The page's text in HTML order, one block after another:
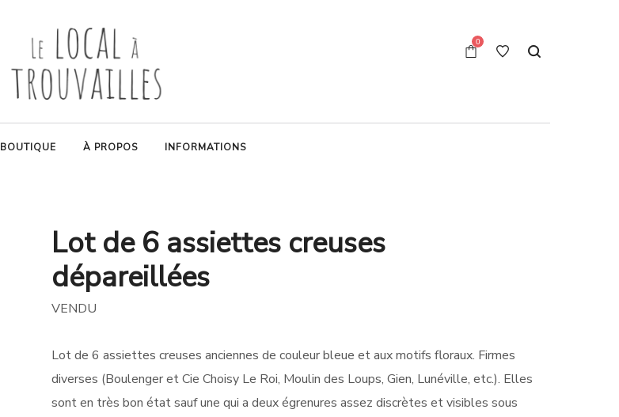
0
BOUTIQUE À PROPOS INFORMATIONS
Lot de 6 assiettes creuses
dépareillées
VENDU
Lot de 6 assiettes creuses anciennes de couleur bleue et aux motifs floraux. Firmes
diverses (Boulenger et Cie Choisy Le Roi, Moulin des Loups, Gien, Lunéville, etc.). Elles
sont en très bon état sauf une qui a deux égrenures assez discrètes et visibles sous